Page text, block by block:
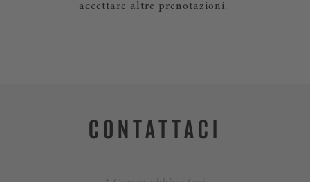
accettare altre prenotazioni.
CONTATTACI